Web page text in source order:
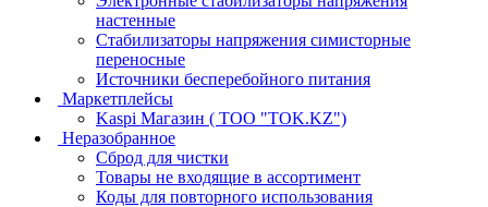
настенные
Стабилизаторы напряжения симисторные
переносные
Источники бесперебойного питания
Маркетплейсы
Kaspi Магазин ( ТОО "TOK.KZ")
Неразобранное
Сброд для чистки
Товары не входящие в ассортимент
Коды для повторного использования